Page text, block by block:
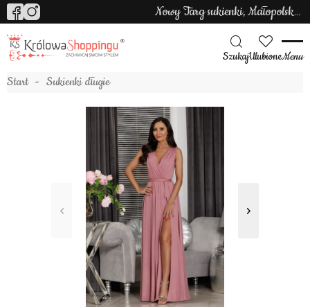
Nowy Targ sukienki, Małopolska sukienki
SzukajUlubioneMenu
Start Sukienki długie